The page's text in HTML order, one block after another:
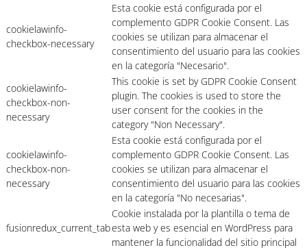
cookielawinfo-
checkbox-necessary
Esta cookie está configurada por el
complemento GDPR Cookie Consent. Las
cookies se utilizan para almacenar el
consentimiento del usuario para las cookies
en la categoría "Necesario".
cookielawinfo-
checkbox-non-
necessary
This cookie is set by GDPR Cookie Consent
plugin. The cookies is used to store the
user consent for the cookies in the
category "Non Necessary".
cookielawinfo-
checkbox-non-
necessary
Esta cookie está configurada por el
complemento GDPR Cookie Consent. Las
cookies se utilizan para almacenar el
consentimiento del usuario para las cookies
en la categoría "No necesarias".
fusionredux_current_tab
Cookie instalada por la plantilla o tema de
esta web y es esencial en WordPress para
mantener la funcionalidad del sitio principal